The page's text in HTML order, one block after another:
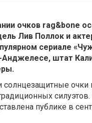
очков rag&bone
Лив Поллок и
сериале
штат
солнцезащитные
публике в